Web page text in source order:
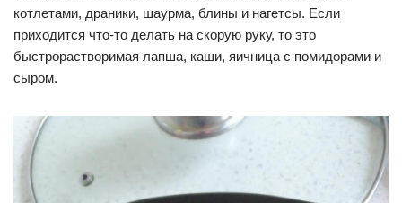
котлетами, драники, шаурма, блины и нагетсы. Если
приходится что-то делать на скорую руку, то это
быстрорастворимая лапша, каши, яичница с помидорами и
сыром.